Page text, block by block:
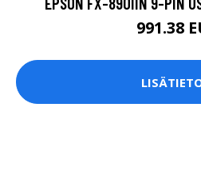
991.38